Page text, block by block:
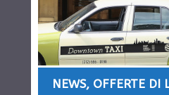
NEWS, OFFERTE DI